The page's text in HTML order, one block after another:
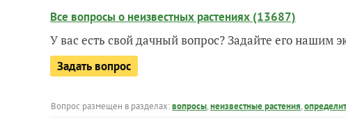
Все вопросы о неизвестных растениях (13687)
У вас есть свой дачный вопрос? Задайте его нашим
Задать вопрос
Вопрос размещен в разделах:вопросы,неизвестные растения,